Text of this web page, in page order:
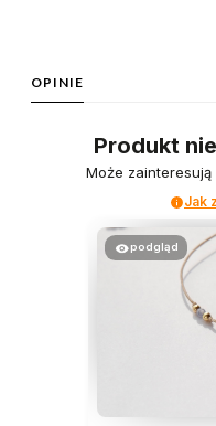
OPINIE
Produkt
Może
Jak
podgląd